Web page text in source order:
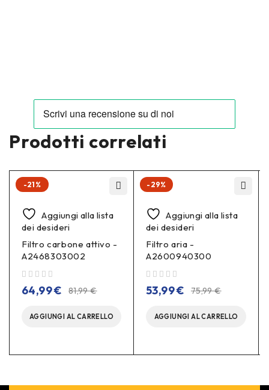
Prodotti correlati
-21%
Aggiungi alla lista
dei desideri
Filtro carbone attivo -
A2468303002
81,99€
64,99€
AGGIUNGI AL CARRELLO
-29%
Aggiungi alla lista
dei desideri
Filtro aria -
A2600940300
75,99€
53,99€
AGGIUNGI AL CARRELLO